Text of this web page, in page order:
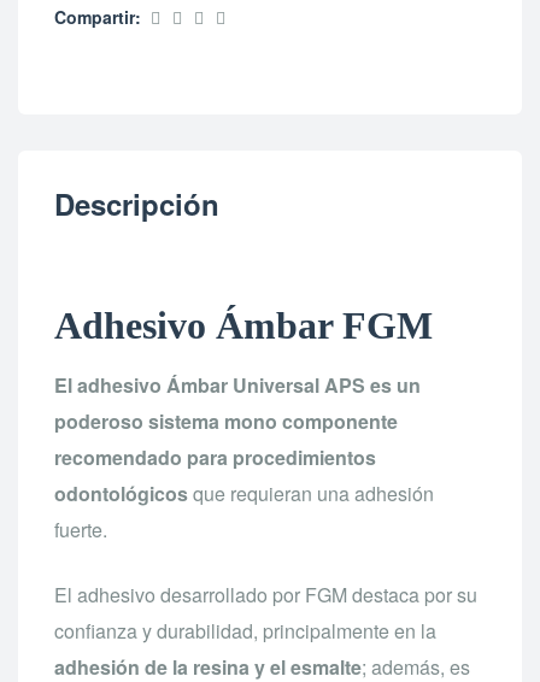
Compartir:
Descripción
Adhesivo Ámbar FGM
El adhesivo Ámbar Universal APS es un
poderoso sistema mono componente
recomendado para procedimientos
odontológicosque requieran una adhesión
fuerte.
El adhesivo desarrollado por FGM destaca por su
confianza y durabilidad, principalmente en la
adhesión de la resina y el esmalte; además, es